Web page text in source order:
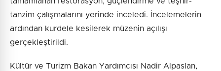
tanzim çalışmalarını yerinde inceledi. İncelemelerin
ardından kurdele kesilerek müzenin açılışı
gerçekleştirildi.
Kültür ve Turizm Bakan Yardımcısı Nadir Alpaslan,